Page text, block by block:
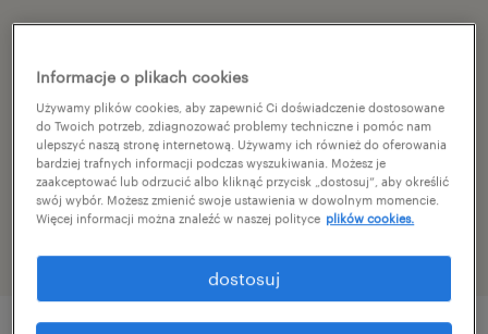
specjalizacja
produkcja
reference number
46504416
Informacje o plikach cookies
Używamy plików cookies, aby zapewnić Ci doświadczenie dostosowane
do Twoich potrzeb, zdiagnozować problemy techniczne i pomóc nam
ulepszyć naszą stronę internetową. Używamy ich również do oferowania
bardziej trafnych informacji podczas wyszukiwania. Możesz je
zaakceptować lub odrzucić albo kliknąć przycisk „dostosuj”, aby określić
swój wybór. Możesz zmienić swoje ustawienia w dowolnym momencie.
Więcej informacji można znaleźć w naszej polityce plików cookies.
dostosuj